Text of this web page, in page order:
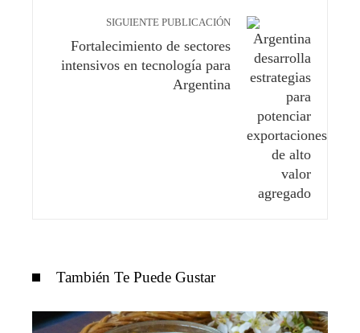
SIGUIENTE PUBLICACIÓN
Fortalecimiento de sectores
intensivos en tecnología para
Argentina
También Te Puede Gustar